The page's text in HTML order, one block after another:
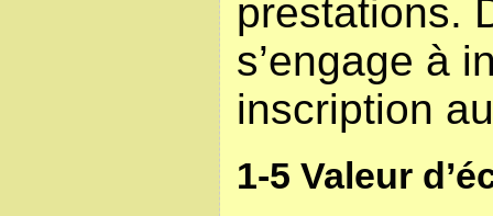
prestations.
s’engage à
inscription
1-5 Valeur